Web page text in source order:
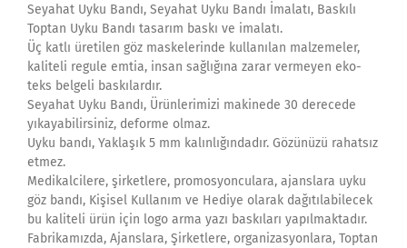
Seyahat Uyku Bandı, Seyahat Uyku Bandı İmalatı, Baskılı
Toptan Uyku Bandı tasarım baskı ve imalatı.
Üç katlı üretilen göz maskelerinde kullanılan malzemeler,
kaliteli regule emtia, insan sağlığına zarar vermeyen eko-
teks belgeli baskılardır.
Seyahat Uyku Bandı, Ürünlerimizi makinede 30 derecede
yıkayabilirsiniz, deforme olmaz.
Uyku bandı, Yaklaşık 5 mm kalınlığındadır. Gözünüzü rahatsız
etmez.
Medikalcilere, şirketlere, promosyonculara, ajanslara uyku
göz bandı, Kişisel Kullanım ve Hediye olarak dağıtılabilecek
bu kaliteli ürün için logo arma yazı baskıları yapılmaktadır.
Fabrikamızda, Ajanslara, Şirketlere, organizasyonlara, Toptan